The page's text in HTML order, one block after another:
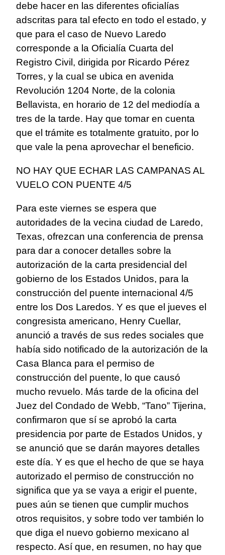
debe hacer en las diferentes oficialías
adscritas para tal efecto en todo el estado, y
que para el caso de Nuevo Laredo
corresponde a la Oficialía Cuarta del
Registro Civil, dirigida por Ricardo Pérez
Torres, y la cual se ubica en avenida
Revolución 1204 Norte, de la colonia
Bellavista, en horario de 12 del mediodía a
tres de la tarde. Hay que tomar en cuenta
que el trámite es totalmente gratuito, por lo
que vale la pena aprovechar el beneficio.
NO HAY QUE ECHAR LAS CAMPANAS AL
VUELO CON PUENTE 4/5
Para este viernes se espera que
autoridades de la vecina ciudad de Laredo,
Texas, ofrezcan una conferencia de prensa
para dar a conocer detalles sobre la
autorización de la carta presidencial del
gobierno de los Estados Unidos, para la
construcción del puente internacional 4/5
entre los Dos Laredos. Y es que el jueves el
congresista americano, Henry Cuellar,
anunció a través de sus redes sociales que
había sido notificado de la autorización de la
Casa Blanca para el permiso de
construcción del puente, lo que causó
mucho revuelo. Más tarde de la oficina del
Juez del Condado de Webb, “Tano” Tijerina,
confirmaron que sí se aprobó la carta
presidencia por parte de Estados Unidos, y
se anunció que se darán mayores detalles
este día. Y es que el hecho de que se haya
autorizado el permiso de construcción no
significa que ya se vaya a erigir el puente,
pues aún se tienen que cumplir muchos
otros requisitos, y sobre todo ver también lo
que diga el nuevo gobierno mexicano al
respecto. Así que, en resumen, no hay que